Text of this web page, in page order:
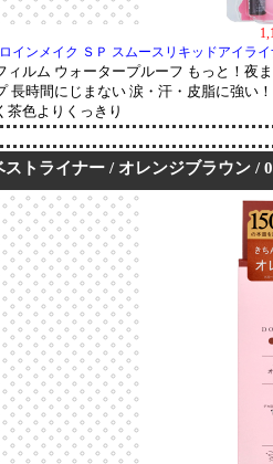
インメイク ＳＰ スムースリキッドアイラ
ィルム ウォータープルーフ もっと！夜
長時間にじまない 涙・汗・皮脂に強い
茶色よりくっきり
ストライナー / オレンジブラウン /